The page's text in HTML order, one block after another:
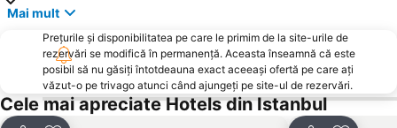
Taksim Metro Station
Topkapı Palace
Strada Istiklal
Zeytinburnu
4 Levent Subway Station
Gebze
Basaksehir Fatih Terim Stadium
Galata Bridge
Mai mult
Prețurile și disponibilitatea pe care le primim de la site-urile de
rezervări se modifică în permanență. Aceasta înseamnă că este
posibil să nu găsiți întotdeauna exact aceeași ofertă pe care ați
văzut-o pe trivago atunci când ajungeți pe site-ul de rezervări.
Cele mai apreciate Hotels din Istanbul